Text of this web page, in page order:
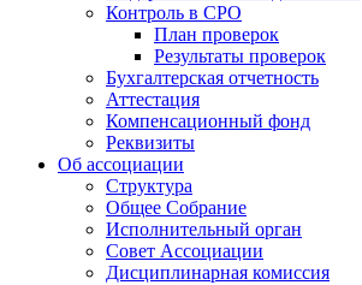
Контроль в СРО
План проверок
Результаты проверок
Бухгалтерская отчетность
Аттестация
Компенсационный фонд
Реквизиты
Об ассоциации
Структура
Общее Собрание
Исполнительный орган
Совет Ассоциации
Дисциплинарная комиссия